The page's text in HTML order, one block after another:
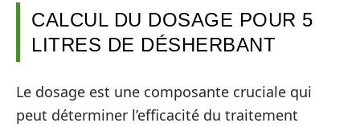
CALCUL DU DOSAGE POUR 5
LITRES DE DÉSHERBANT
Le dosage est une composante cruciale qui
peut déterminer l’efficacité du traitement